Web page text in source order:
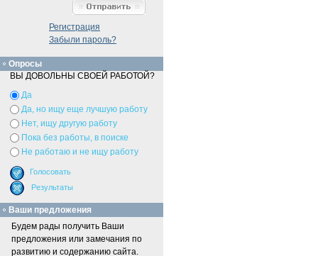
Регистрация
Забыли пароль?
Опросы
ВЫ ДОВОЛЬНЫ СВОЕЙ РАБОТОЙ?
Да
Да, но ищу еще лучшую работу
Нет, ищу другую работу
Пока без работы, в поиске
Не работаю и не ищу работу
Ваши предложения
Будем рады получить Ваши
предложения или замечания по
развитию и содержанию сайта.